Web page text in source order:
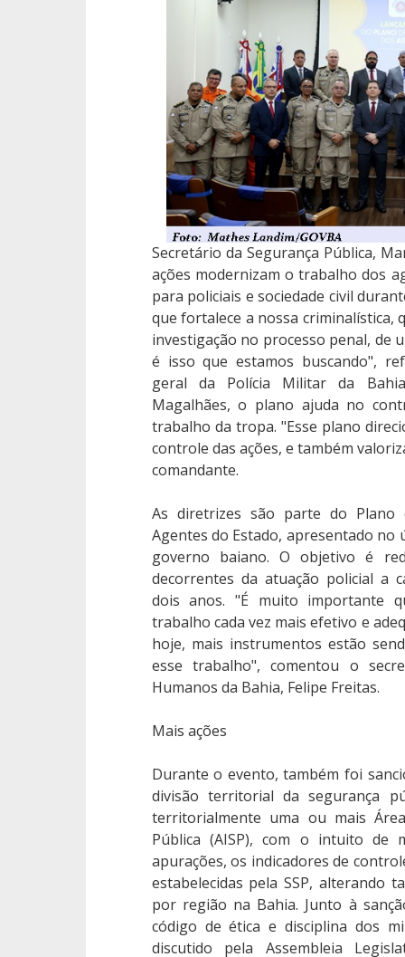
Secretário da Segurança Pública,
ações modernizam o trabalho dos
para policiais e sociedade civil
que fortalece a nossa criminalística,
investigação no processo penal, de
é isso que estamos buscando",
geral da Polícia Militar da
Magalhães, o plano ajuda no
trabalho da tropa. "Esse plano
controle das ações, e também
comandante.
As diretrizes são parte do Plano
Agentes do Estado, apresentado
governo baiano. O objetivo é
decorrentes da atuação policial a
dois anos. "É muito importante
trabalho cada vez mais efetivo e
hoje, mais instrumentos estão
esse trabalho", comentou o
Humanos da Bahia, Felipe Freitas.
Mais ações
Durante o evento, também foi
divisão territorial da segurança
territorialmente uma ou mais
Pública (AISP), com o intuito de
apurações, os indicadores de
estabelecidas pela SSP, alterando
por região na Bahia. Junto à
código de ética e disciplina dos
discutido pela Assembleia